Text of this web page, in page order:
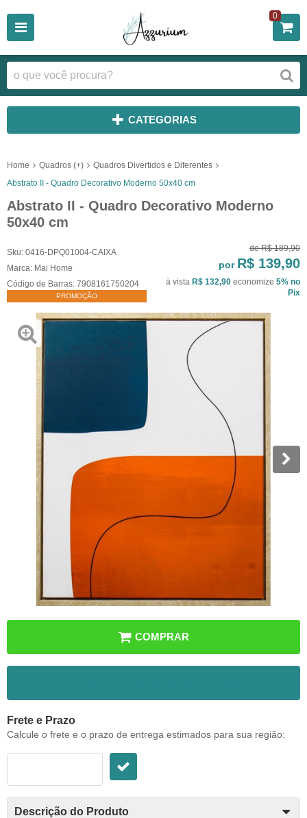
0
CATEGORIAS
Home Quadros (+)
Quadros Divertidos e Diferentes
Abstrato II - Quadro Decorativo Moderno 50x40 cm
Abstrato II - Quadro Decorativo Moderno
50x40 cm
Sku: 0416-DPQ01004-CAIXA
Marca: Mai Home
Código de Barras: 7908161750204
PROMOÇÃO
de R$ 189,90
por R$ 139,90
à vista R$ 132,90 economize 5% no
Pix
COMPRAR
Frete e Prazo
Calcule o frete e o prazo de entrega estimados para sua região:
Descrição do Produto